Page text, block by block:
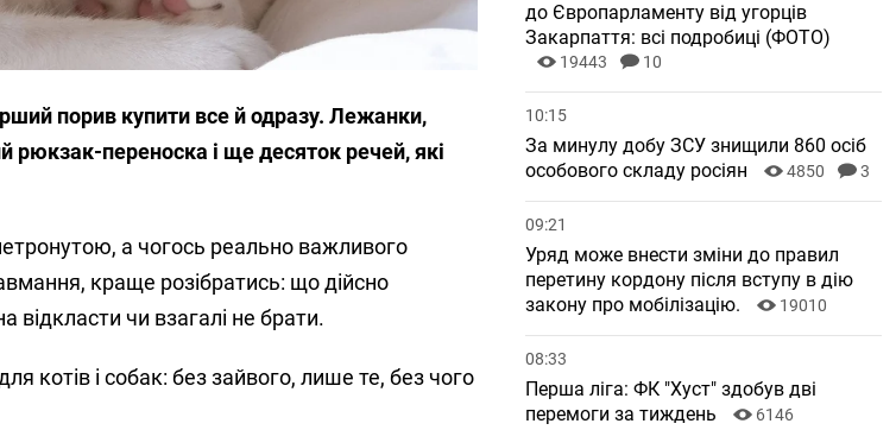
порив купити все й одразу. Лежанки,
рюкзак-переноска і ще десяток речей, які
а чогось реально важливого
краще розібратись: що дійсно
відкласти чи взагалі не брати.
котів і собак: без зайвого, лише те, без чого
до Європарламенту від угорців
Закарпаття: всі подробиці (ФОТО)
19443 10
10:15
За минулу добу ЗСУ знищили 860 осіб
особового складу росіян
4850 3
09:21
Уряд може внести зміни до правил
перетину кордону після вступу в дію
закону про мобілізацію.
19010
08:33
Перша ліга: ФК "Хуст" здобув дві
перемоги за тиждень
6146